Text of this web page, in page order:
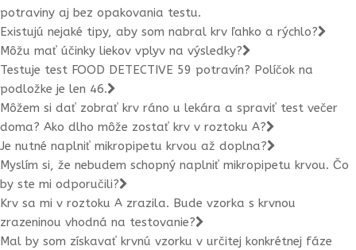
potraviny aj bez opakovania testu.
Existujú nejaké tipy, aby som nabral krv ľahko a rýchlo?
Môžu mať účinky liekov vplyv na výsledky?
Testuje test FOOD DETECTIVE 59 potravín? Políčok na
podložke je len 46.
Môžem si dať zobrať krv ráno u lekára a spraviť test večer
doma? Ako dlho môže zostať krv v roztoku A?
Je nutné naplniť mikropipetu krvou až doplna?
Myslím si, že nebudem schopný naplniť mikropipetu krvou. Čo
by ste mi odporučili?
Krv sa mi v roztoku A zrazila. Bude vzorka s krvnou
zrazeninou vhodná na testovanie?
Mal by som získavať krvnú vzorku v určitej konkrétnej fáze